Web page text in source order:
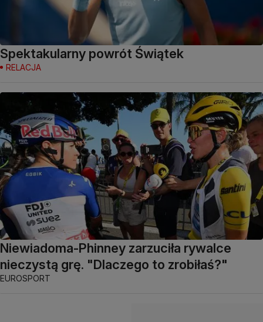
Spektakularny powrót Świątek
RELACJA
Niewiadoma-Phinney zarzuciła rywalce
nieczystą grę. "Dlaczego to zrobiłaś?"
EUROSPORT